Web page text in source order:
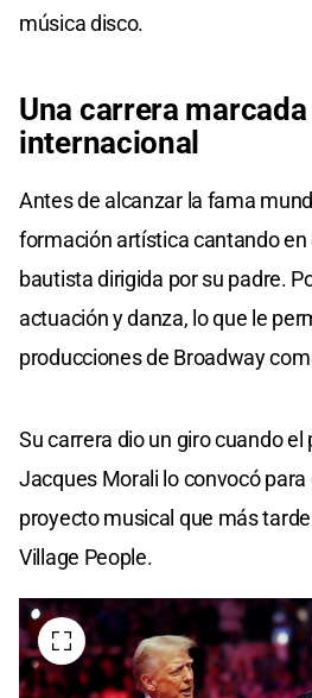
música disco.
Una carrera marcada
internacional
Antes de alcanzar la fama
formación artística cantando en
bautista dirigida por su padre.
actuación y danza, lo que le
producciones de Broadway
Su carrera dio un giro cuando
Jacques Morali lo convocó
proyecto musical que más
Village People.